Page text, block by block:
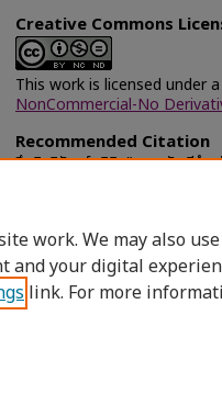
Creative Commons
This work is licensed under a
NonCommercial-No
Recommended Citation
จึงนิจนิรันดร์, นิติ, "ระบบบัญชีสำห
work. We may also
your digital
link. For more